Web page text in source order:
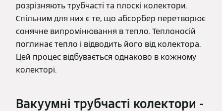
розрізняють трубчасті та плоскі колектори.
Спільним для них є те, що абсорбер перетворює
сонячне випромінювання в тепло. Теплоносій
поглинає тепло і відводить його від колектора.
Цей процес відбувається однаково в кожному
колекторі.
Вакуумні трубчасті колектори -